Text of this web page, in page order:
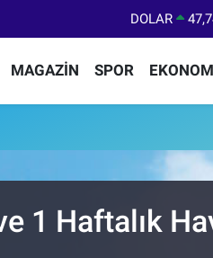
DOLAR
BİST100
BITCOIN
MAGAZİN SPOR
1 Haftalık